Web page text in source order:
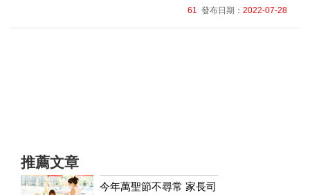
61 發布日期： 2022-07-28
推薦文章
今年萬聖節不尋常 家長司